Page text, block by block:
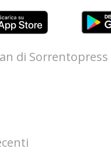
di Sorrentopress